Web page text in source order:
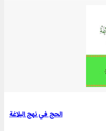
الحج في نهج ‌البلاغة